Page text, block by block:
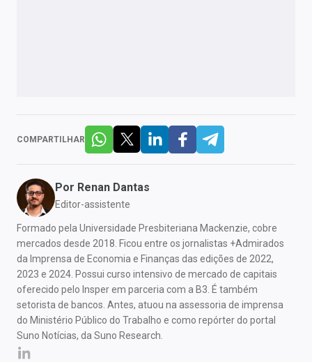
COMPARTILHAR
Por Renan Dantas
Editor-assistente
Formado pela Universidade Presbiteriana Mackenzie, cobre
mercados desde 2018. Ficou entre os jornalistas +Admirados
da Imprensa de Economia e Finanças das edições de 2022,
2023 e 2024. Possui curso intensivo de mercado de capitais
oferecido pelo Insper em parceria com a B3. É também
setorista de bancos. Antes, atuou na assessoria de imprensa
do Ministério Público do Trabalho e como repórter do portal
Suno Notícias, da Suno Research.